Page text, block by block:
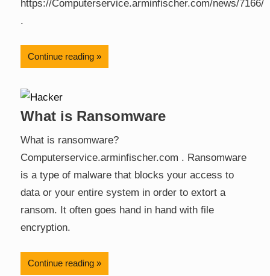
https://Computerservice.arminfischer.com/news/7166/
.
Continue reading
What is Ransomware
What is ransomware?
Computerservice.arminfischer.com . Ransomware
is a type of malware that blocks your access to
data or your entire system in order to extort a
ransom. It often goes hand in hand with file
encryption.
Continue reading